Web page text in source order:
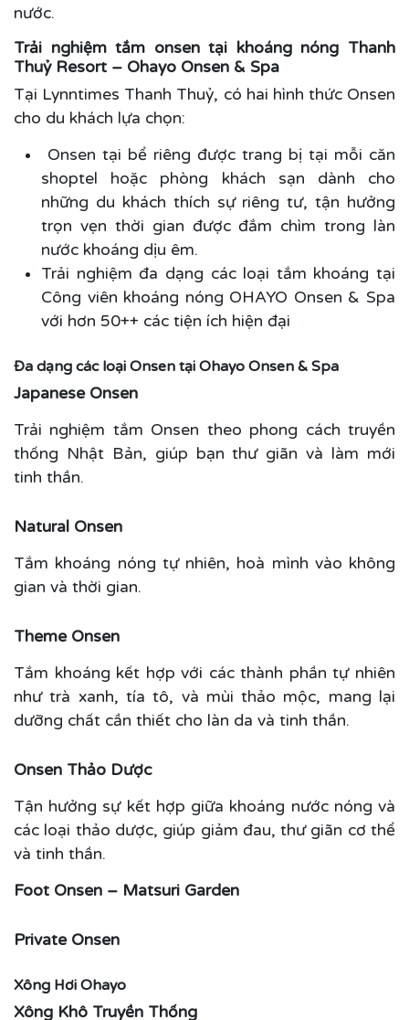
nước.
Trải nghiệm tắm onsen tại khoáng nóng Thanh
Thuỷ Resort – Ohayo Onsen & Spa
Tại Lynntimes Thanh Thuỷ, có hai hình thức Onsen
cho du khách lựa chọn:
Onsen tại bể riêng được trang bị tại mỗi căn
shoptel hoặc phòng khách sạn dành cho
những du khách thích sự riêng tư, tận hưởng
trọn vẹn thời gian được đắm chìm trong làn
nước khoáng dịu êm.
Trải nghiệm đa dạng các loại tắm khoáng tại
Công viên khoáng nóng OHAYO Onsen & Spa
với hơn 50++ các tiện ích hiện đại
Đa dạng các loại Onsen tại Ohayo Onsen & Spa
Japanese Onsen
Trải nghiệm tắm Onsen theo phong cách truyền
thống Nhật Bản, giúp bạn thư giãn và làm mới
tinh thần.
Natural Onsen
Tắm khoáng nóng tự nhiên, hoà mình vào không
gian và thời gian.
Theme Onsen
Tắm khoáng kết hợp với các thành phần tự nhiên
như trà xanh, tía tô, và mùi thảo mộc, mang lại
dưỡng chất cần thiết cho làn da và tinh thần.
Onsen Thảo Dược
Tận hưởng sự kết hợp giữa khoáng nước nóng và
các loại thảo dược, giúp giảm đau, thư giãn cơ thể
và tinh thần.
Foot Onsen – Matsuri Garden
Private Onsen
Xông Hơi Ohayo
Xông Khô Truyền Thống